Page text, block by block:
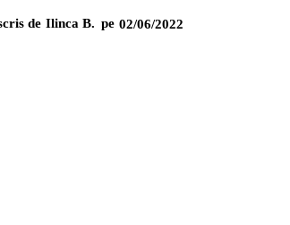
de Ilinca B. pe 02/06/2022